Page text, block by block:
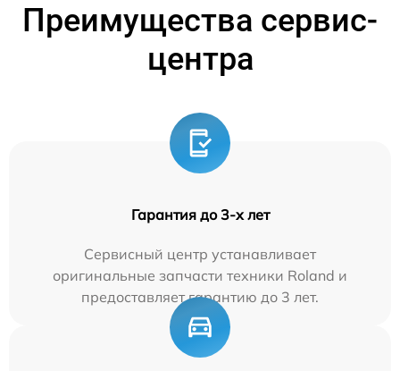
Преимущества сервис-
центра
Гарантия до 3-х лет
Сервисный центр устанавливает
оригинальные запчасти техники Roland и
предоставляет гарантию до 3 лет.